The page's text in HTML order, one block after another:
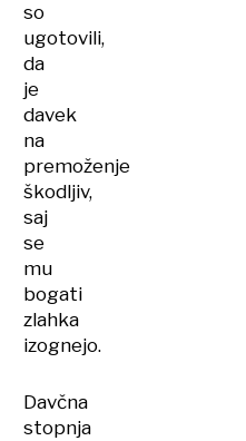
so
ugotovili,
da
je
davek
na
premoženje
škodljiv,
saj
se
mu
bogati
zlahka
izognejo.
Davčna
stopnja